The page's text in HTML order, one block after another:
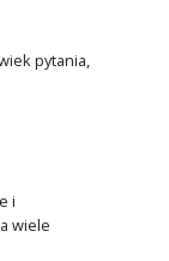
pytania,
i
wiele